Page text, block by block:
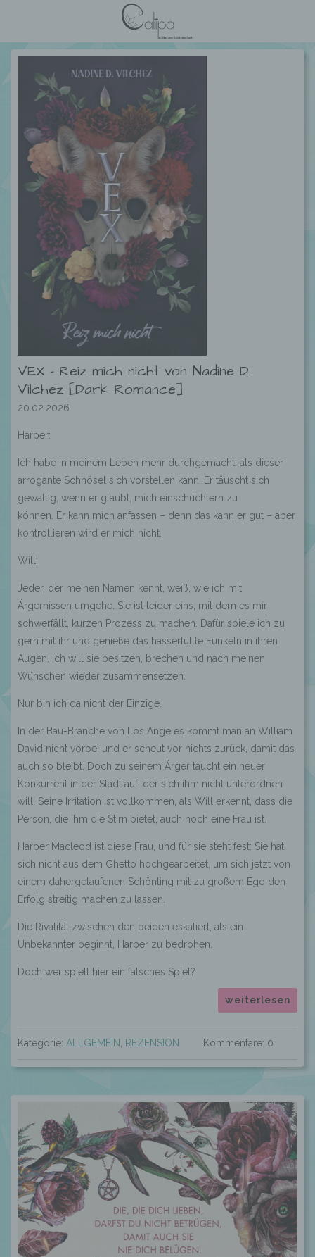
VEX – Reiz mich nicht von Nadine D.
Vilchez [Dark Romance]
20.02.2026
Harper:
Ich habe in meinem Leben mehr durchgemacht, als dieser
arrogante Schnösel sich vorstellen kann. Er täuscht sich
gewaltig, wenn er glaubt, mich einschüchtern zu
können. Er kann mich anfassen – denn das kann er gut – aber
kontrollieren wird er mich nicht.
Will:
Jeder, der meinen Namen kennt, weiß, wie ich mit
Ärgernissen umgehe. Sie ist leider eins, mit dem es mir
schwerfällt, kurzen Prozess zu machen. Dafür spiele ich zu
gern mit ihr und genieße das hasserfüllte Funkeln in ihren
Augen. Ich will sie besitzen, brechen und nach meinen
Wünschen wieder zusammensetzen.
Nur bin ich da nicht der Einzige.
In der Bau-Branche von Los Angeles kommt man an William
David nicht vorbei und er scheut vor nichts zurück, damit das
auch so bleibt. Doch zu seinem Ärger taucht ein neuer
Konkurrent in der Stadt auf, der sich ihm nicht unterordnen
will. Seine Irritation ist vollkommen, als Will erkennt, dass die
Person, die ihm die Stirn bietet, auch noch eine Frau ist.
Harper Macleod ist diese Frau, und für sie steht fest: Sie hat
sich nicht aus dem Ghetto hochgearbeitet, um sich jetzt von
einem dahergelaufenen Schönling mit zu großem Ego den
Erfolg streitig machen zu lassen.
Die Rivalität zwischen den beiden eskaliert, als ein
Unbekannter beginnt, Harper zu bedrohen.
Doch wer spielt hier ein falsches Spiel?
weiterlesen
Kategorie: ALLGEMEIN REZENSION Kommentare: 0